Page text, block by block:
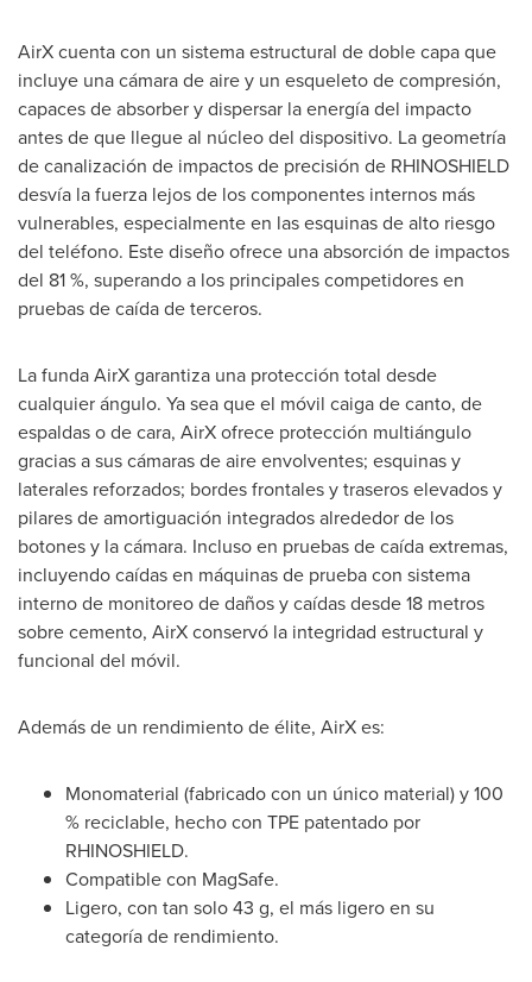
AirX cuenta con un sistema estructural de doble capa que
incluye una cámara de aire y un esqueleto de compresión,
capaces de absorber y dispersar la energía del impacto
antes de que llegue al núcleo del dispositivo. La geometría
de canalización de impactos de precisión de RHINOSHIELD
desvía la fuerza lejos de los componentes internos más
vulnerables, especialmente en las esquinas de alto riesgo
del teléfono. Este diseño ofrece una absorción de impactos
del 81 %, superando a los principales competidores en
pruebas de caída de terceros.
La funda AirX garantiza una protección total desde
cualquier ángulo. Ya sea que el móvil caiga de canto, de
espaldas o de cara, AirX ofrece protección multiángulo
gracias a sus cámaras de aire envolventes; esquinas y
laterales reforzados; bordes frontales y traseros elevados y
pilares de amortiguación integrados alrededor de los
botones y la cámara. Incluso en pruebas de caída extremas,
incluyendo caídas en máquinas de prueba con sistema
interno de monitoreo de daños y caídas desde 18 metros
sobre cemento, AirX conservó la integridad estructural y
funcional del móvil.
Además de un rendimiento de élite, AirX es:
Monomaterial (fabricado con un único material) y 100
% reciclable, hecho con TPE patentado por
RHINOSHIELD.
Compatible con MagSafe.
Ligero, con tan solo 43 g, el más ligero en su
categoría de rendimiento.